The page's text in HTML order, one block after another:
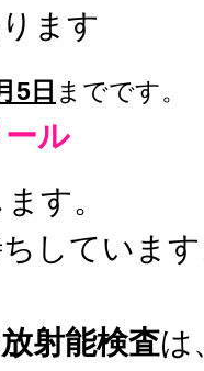
ます
5日 までです。
ール
す。
していま
放射能検査は